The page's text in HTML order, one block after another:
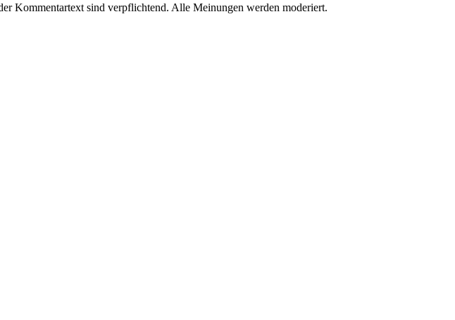
Kommentartext sind verpflichtend. Alle Meinungen werden moderiert.